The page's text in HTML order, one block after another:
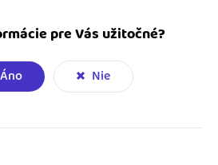
pre Vás užitočné?
Áno Nie